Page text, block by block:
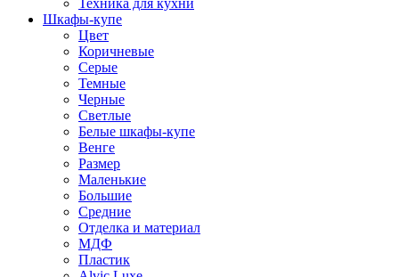
Техника для кухни
Шкафы-купе
Цвет
Коричневые
Серые
Темные
Черные
Светлые
Белые шкафы-купе
Венге
Размер
Маленькие
Большие
Средние
Отделка и материал
МДФ
Пластик